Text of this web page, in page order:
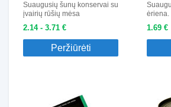
Suaugusių šunų konservai su
įvairių rūšių mėsa
2.14 - 3.71 €
Peržiūrėti
ėriena.
1.69 €